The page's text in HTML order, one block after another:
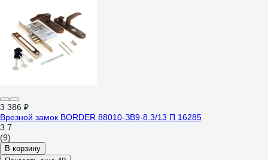
3 386 ₽
Врезной замок BORDER 88010-ЗВ9-8.3/13 П 16285
3.7
(9)
В корзину